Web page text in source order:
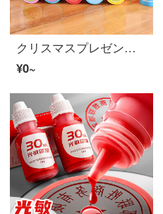
クリスマスプレゼントの露店卸売り旭澤文具卸売りプラスチックキャラクター印鑑小印鑑幼稚園子供励志教具一箱10個入り
¥0~